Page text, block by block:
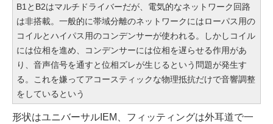
B1とB2はマルチドライバーだが、電気的なネットワーク回路
は非搭載。一般的に帯域分離のネットワークにはローパス用の
コイルとハイパス用のコンデンサーが使われる。しかしコイル
には位相を進め、コンデンサーには位相を遅らせる作用があ
り、音声信号を通すと位相ズレが生じるという問題が発生す
る。これを嫌ってアコースティックな物理抵抗だけで音響調整
をしているという
形状はユニバーサルIEM、フィッティングは外耳道で一